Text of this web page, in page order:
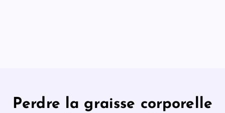
Perdre la graisse corporelle